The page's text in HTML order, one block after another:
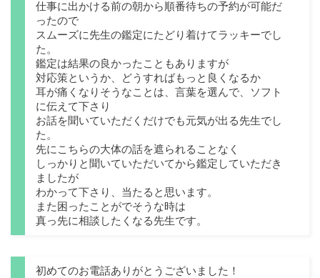
仕事に出かける前の朝から順番待ちの予約が可能だ
ったので
スムーズに先生の鑑定にたどり着けてラッキーでし
た。
鑑定は結果の良かったこともありますが
対応策というか、どうすればもっと良くなるか
耳が痛くなりそうなことは、言葉を選んで、ソフト
に伝えて下さり
お話を聞いていただくだけでも元気が出る先生でし
た。
先にこちらの大体の話を遮られることなく
しっかりと聞いていただいてから鑑定していただき
ましたが
わかって下さり、当たると思います。
また困ったことがでそうな時は
真っ先に相談したくなる先生です。
初めてのお電話ありがとうございました！